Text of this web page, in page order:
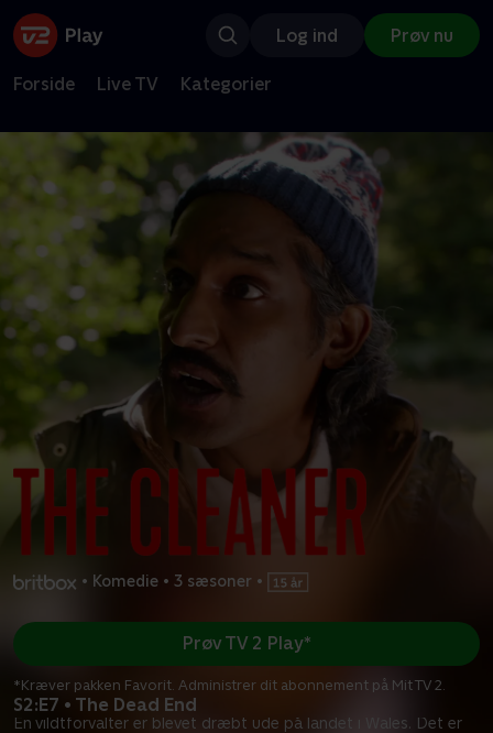
Log ind Prøv nu
Forside Live TV Kategorier
• Komedie • 3 sæsoner •
S2:E7 • The Dead End
En vildtforvalter er blevet dræbt ude på landet i Wales. Det er
Prøv TV 2 Play*
*Kræver pakken Favorit. Administrer dit abonnement på Mit TV 2.